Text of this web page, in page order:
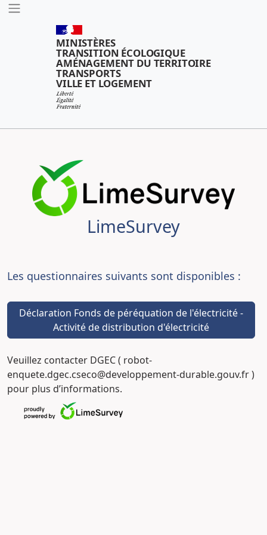
Outils
MINISTÈRES
TRANSITION ÉCOLOGIQUE
AMÉNAGEMENT DU TERRITOIRE
TRANSPORTS
VILLE ET LOGEMENT
LimeSurvey
Les questionnaires suivants sont disponibles :
Déclaration Fonds de péréquation de l'électricité -
Activité de distribution d'électricité
Veuillez contacter DGEC ( robot-
enquete.dgec.cseco@developpement-durable.gouv.fr )
pour plus d’informations.